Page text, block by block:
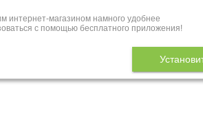
интернет-магазином намного удобнее
с помощью бесплатного приложения!